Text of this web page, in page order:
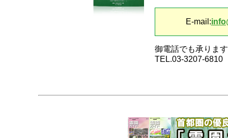
E-mail:
御電話でも承りま
TEL.03-3207-6810